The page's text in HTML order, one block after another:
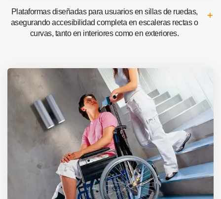
Plataformas diseñadas para usuarios en sillas de ruedas,
asegurando accesibilidad completa en escaleras rectas o
curvas, tanto en interiores como en exteriores.